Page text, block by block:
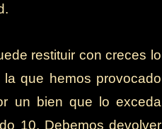
restituir con creces lo
que hemos provocado
un bien que lo exceda
10. Debemos devolver